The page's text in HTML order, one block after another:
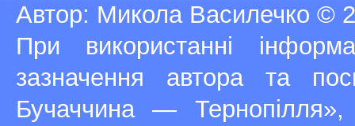
Автор: Микола Василечко ©
При використанні
зазначення автора та
Бучаччина —